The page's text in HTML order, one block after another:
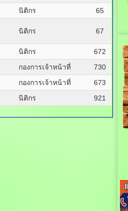
นิติกร 65
นิติกร 67
นิติกร
672
กองการเจ้าหน้าที่
730
กองการเจ้าหน้าที่
673
นิติกร 921